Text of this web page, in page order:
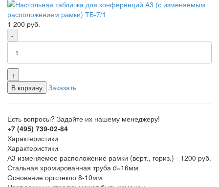
1 200 руб.
-
+
В корзину Заказать
Есть вопросы? Задайте их нашему менеджеру!
+7 (495) 739-02-84
Характеристики
Характеристики
А3 изменяемое расположение рамки (верт., гориз.) - 1200 руб.
Стальная хромированная труба d=16мм
Основание оргстекло 8-10мм